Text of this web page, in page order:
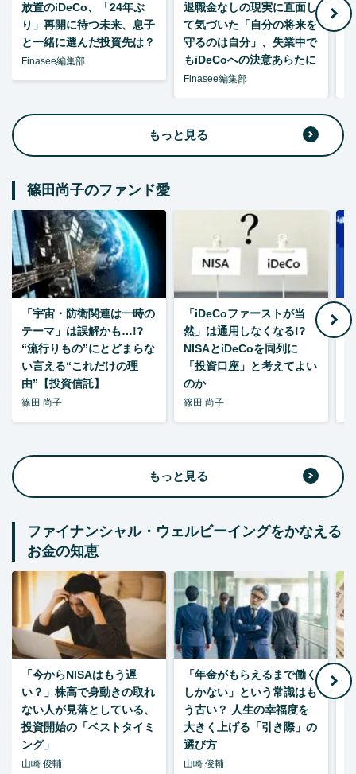
放置のiDeCo、「24年ぶ
り」再開に待つ未来、息子
と一緒に選んだ投資先は？
Finasee編集部
退職金なしの現実に直面し
て気づいた「自分の将来を
守るのは自分」、失業中で
もiDeCoへの決意あらたに
Finasee編集部
もっと見る
篠田尚子のファンド愛
「宇宙・防衛関連は一時の
テーマ」は誤解かも…!?
“流行りもの”にとどまらな
い言える“これだけの理
由”【投資信託】
篠田 尚子
「iDeCoファーストが当
然」は通用しなくなる!?
NISAとiDeCoを同列に
「投資口座」と考えてよい
のか
篠田 尚子
もっと見る
ファイナンシャル・ウェルビーイングをかなえる
お金の知恵
「今からNISAはもう遅
い？」株高で身動きの取れ
ない人が見落としている、
投資開始の「ベストタイミ
ング」
山崎 俊輔
「年金がもらえるまで働く
しかない」という常識はも
う古い？ 人生の幸福度を
大きく上げる「引き際」の
選び方
山崎 俊輔